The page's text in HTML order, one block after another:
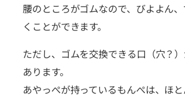
腰のところがゴムなので、びよよん
くことができます。
ただし、ゴムを交換できる口（穴？
あります。
あやっぺが持っているもんぺは、ほ